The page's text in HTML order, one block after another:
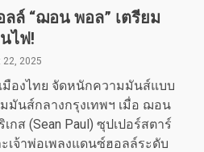
ล์ “ฌอน พอล” เตรียม
ไฟ!
22, 2025
มืองไทย จัดหนักความมันส์แบบ
มันส์กลางกรุงเทพฯ เมื่อ ฌอน
กส (Sean Paul) ซุปเปอร์สตาร์
เจ้าพ่อเพลงแดนซ์ฮอลล์ระดับ